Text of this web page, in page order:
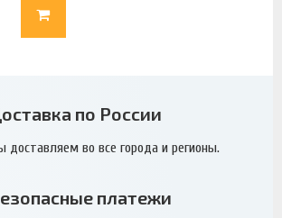
по России
доставляем во все города и регионы.
платежи